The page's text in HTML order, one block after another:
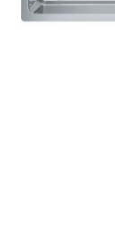
AKCIJA!